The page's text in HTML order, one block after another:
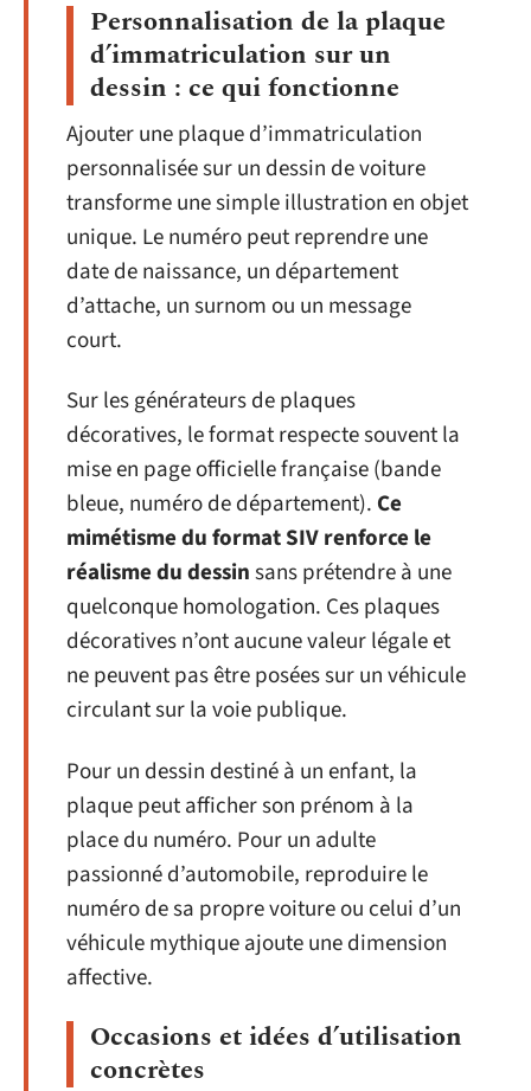
Personnalisation de la plaque
d’immatriculation sur un
dessin : ce qui fonctionne
Ajouter une plaque d’immatriculation
personnalisée sur un dessin de voiture
transforme une simple illustration en objet
unique. Le numéro peut reprendre une
date de naissance, un département
d’attache, un surnom ou un message
court.
Sur les générateurs de plaques
décoratives, le format respecte souvent la
mise en page officielle française (bande
bleue, numéro de département). Ce
mimétisme du format SIV renforce le
réalisme du dessinsans prétendre à une
quelconque homologation. Ces plaques
décoratives n’ont aucune valeur légale et
ne peuvent pas être posées sur un véhicule
circulant sur la voie publique.
Pour un dessin destiné à un enfant, la
plaque peut afficher son prénom à la
place du numéro. Pour un adulte
passionné d’automobile, reproduire le
numéro de sa propre voiture ou celui d’un
véhicule mythique ajoute une dimension
affective.
Occasions et idées d’utilisation
concrètes